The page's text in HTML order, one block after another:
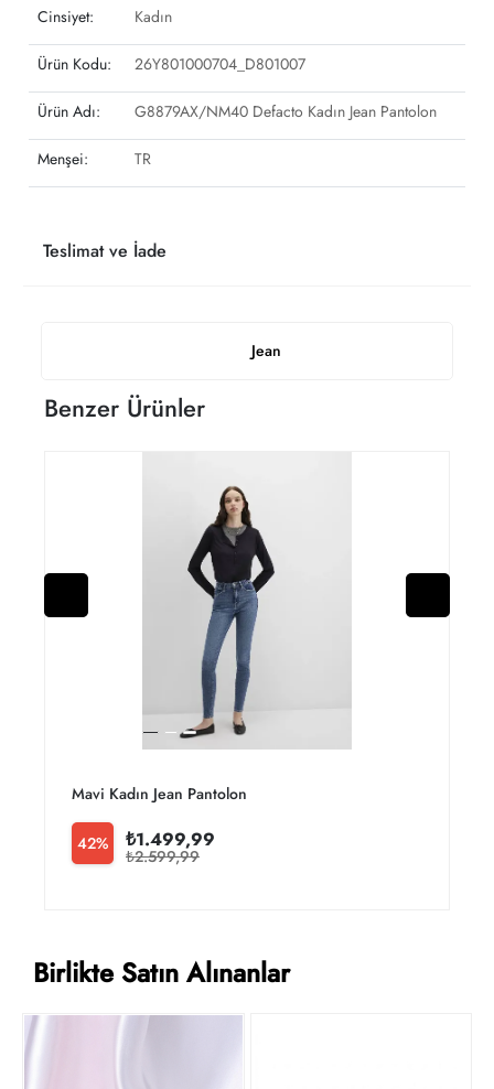
Jean
Cinsiyet: Kadın
Ürün Kodu: 26Y801000704_D801007
Ürün Adı: G8879AX/NM40 Defacto Kadın Jean Pantolon
Menşei: TR
Teslimat ve İade
Benzer Ürünler
Mavi Kadın Jean Pantolon M100980-82194
42% ₺1.499,99
₺2.599,99
Birlikte Satın Alınanlar